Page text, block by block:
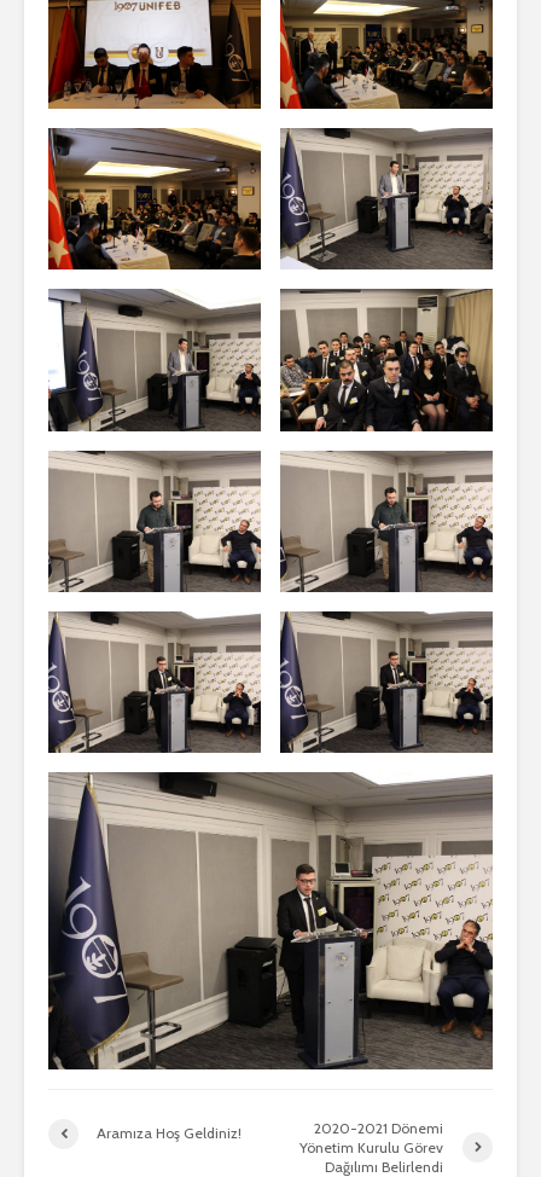
Aramıza Hoş Geldiniz!
2020-2021 Dönemi
Yönetim Kurulu Görev
Dağılımı Belirlendi